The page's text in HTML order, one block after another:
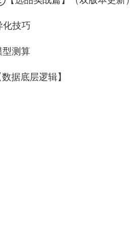
技巧
测算
据底层逻辑】